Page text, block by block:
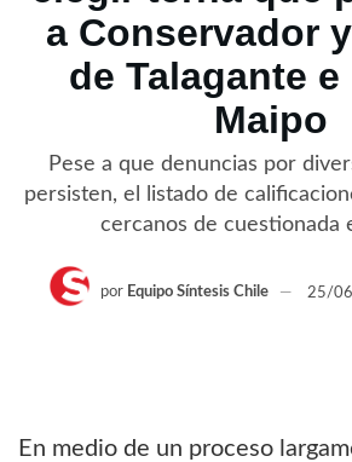
a Conservador
de Talagante e
Maipo
Pese a que denuncias por
persisten, el listado de
cercanos de cuestionada
por Equipo Síntesis Chile 25/
En medio de un proceso